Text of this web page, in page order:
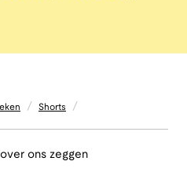
/ Shorts /
ons zeggen